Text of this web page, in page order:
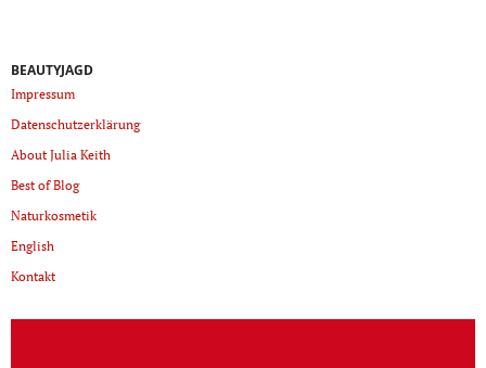
BEAUTYJAGD
Impressum
Datenschutzerklärung
About Julia Keith
Best of Blog
Naturkosmetik
English
Kontakt